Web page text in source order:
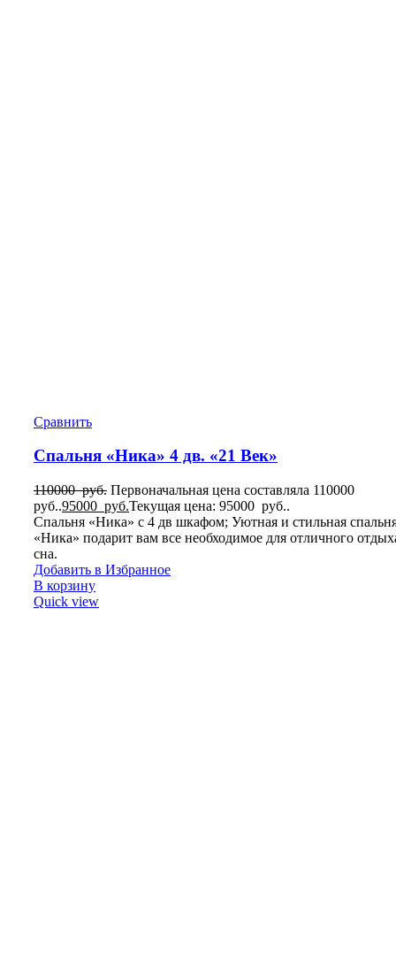
Сравнить
Спальня «Ника» 4 дв. «21 Век»
110000руб. Первоначальная цена составляла 110000
руб..95000 руб.Текущая цена: 95000 руб..
Спальня «Ника» с 4 дв шкафом; Уютная и стильная
«Ника» подарит вам все необходимое для отличного
сна.
Добавить в Избранное
В корзину
Quick view